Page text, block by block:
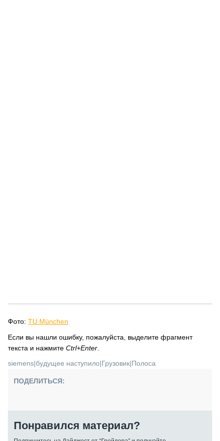
Фото: TU München
Если вы нашли ошибку, пожалуйста, выделите фрагмент
текста и нажмите Ctrl+Enter
siemens|будущее наступило|Грузовик|Полоса
ПОДЕЛИТЬСЯ:
Понравился материал?